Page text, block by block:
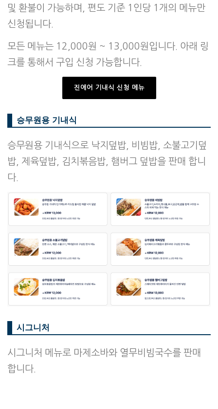
및 환불이 가능하며, 편도 기준 1인당 1개의 메뉴만
신청됩니다.
모든 메뉴는 12,000원 ~ 13,000원입니다. 아래 링
크를 통해서 구입 신청 가능합니다.
진에어 기내식 신청 메뉴
승무원용 기내식
승무원용 기내식으로 낙지덮밥, 비빔밥, 소불고기덮
밥, 제육덮밥, 김치볶음밥, 햄버그 덮밥을 판매 합니
다.
시그니처
시그니처 메뉴로 마제소바와 열무비빔국수를 판매
합니다.